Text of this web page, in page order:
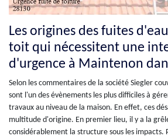
Les origines des fuites
toit qui nécessitent une
d'urgence à Maintenon
Selon les commentaires de la société Siegler
sont l'un des évènements les plus difficiles à
travaux au niveau de la maison. En effet, ces
multitude d'origine. En premier lieu, il y a la
considérablement la structure sous les impacts.